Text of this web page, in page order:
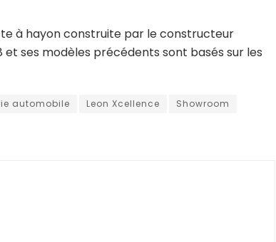
à hayon construite par le constructeur
ses modèles précédents sont basés sur les
automobile Leon Xcellence
Showroom